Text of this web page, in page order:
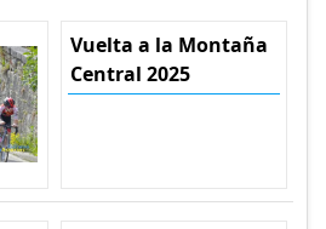
Vuelta a la Montaña
Central 2025